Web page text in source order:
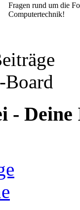
Fragen rund um die
Computertechnik!
Board
-